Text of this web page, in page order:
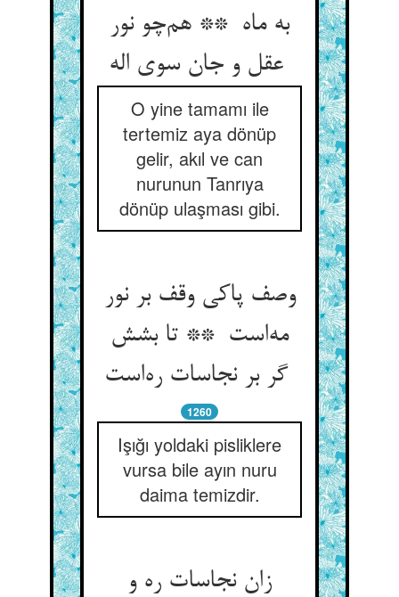
به ماه ** هم‌چو نور
O yine tamamı ile
tertemiz aya dönüp
gelir, akıl ve can
nurunun Tanrıya
dönüp ulaşması gibi.
وصف پاکی وقف بر نور
مه‌است ** تا بشش
گر بر نجاسات ره‌است
1260
Işığı yoldaki pisliklere
vursa bile ayın nuru
daima temizdir.
زان نجاسات ره و